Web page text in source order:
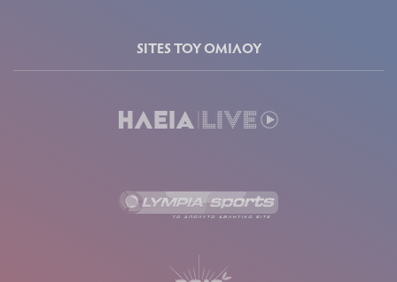
SITES ΤΟΥ ΟΜΙΛΟΥ